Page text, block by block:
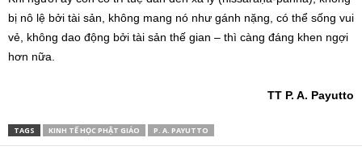
bị nô lệ bởi tài sản, không mang nó như gánh nặng, có thể sống vui
vẻ, không dao động bởi tài sản thế gian – thì càng đáng khen ngợi
hơn nữa.
TT P. A. Payutto
TAGS KINH TẾ HỌC PHẬT GIÁO P. A. PAYUTTO